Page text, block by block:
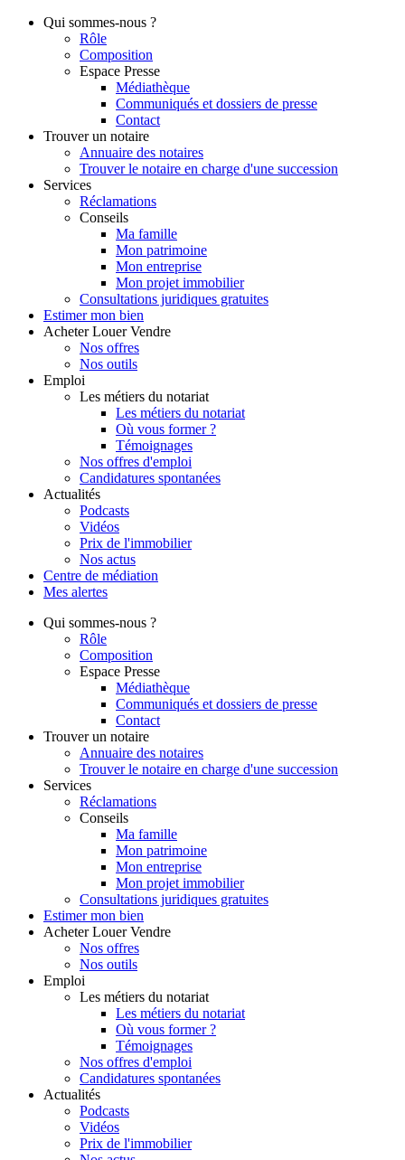
Qui sommes-nous ?
Rôle
Composition
Espace Presse
Médiathèque
Communiqués et dossiers de presse
Contact
Trouver un notaire
Annuaire des notaires
Trouver le notaire en charge d'une succession
Services
Réclamations
Conseils
Ma famille
Mon patrimoine
Mon entreprise
Mon projet immobilier
Consultations juridiques gratuites
Estimer mon bien
Acheter Louer Vendre
Nos offres
Nos outils
Emploi
Les métiers du notariat
Les métiers du notariat
Où vous former ?
Témoignages
Nos offres d'emploi
Candidatures spontanées
Actualités
Podcasts
Vidéos
Prix de l'immobilier
Nos actus
Centre de médiation
Mes alertes
Qui sommes-nous ?
Rôle
Composition
Espace Presse
Médiathèque
Communiqués et dossiers de presse
Contact
Trouver un notaire
Annuaire des notaires
Trouver le notaire en charge d'une succession
Services
Réclamations
Conseils
Ma famille
Mon patrimoine
Mon entreprise
Mon projet immobilier
Consultations juridiques gratuites
Estimer mon bien
Acheter Louer Vendre
Nos offres
Nos outils
Emploi
Les métiers du notariat
Les métiers du notariat
Où vous former ?
Témoignages
Nos offres d'emploi
Candidatures spontanées
Actualités
Podcasts
Vidéos
Prix de l'immobilier